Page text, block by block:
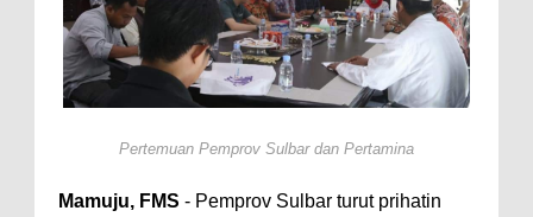
Pertemuan Pemprov Sulbar dan Pertamina
Mamuju, FMS - Pemprov Sulbar turut prihatin